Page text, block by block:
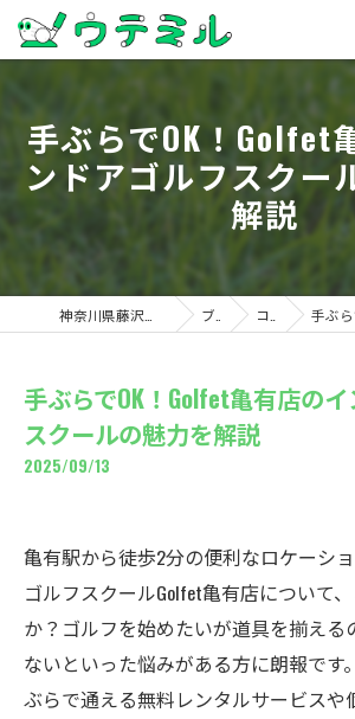
手ぶらでOK！Golfet
ンドアゴルフスクー
解説
ブログ コラム 手ぶらでOK！
手ぶらでOK！Golfet亀有店の
スクールの魅力を解説
2025/09/13
亀有駅から徒歩2分の便利なロケーシ
ゴルフスクールGolfet亀有店について
か？ゴルフを始めたいが道具を揃える
ないといった悩みがある方に朗報です
ぶらで通える無料レンタルサービスや